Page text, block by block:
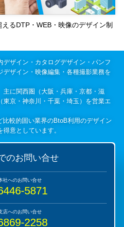
るDTP・WEB・映像のデザイン制
デザイン・カタログデザイン・パンフ
デザイン・映像編集・各種撮影業務を
主に関西圏（大阪・兵庫・京都・滋
東京・神奈川・千葉・埼玉）を営業エ
比較的固い業界のBtoB利用のデザイン
意としています。
のお問い合せ
5871
2258